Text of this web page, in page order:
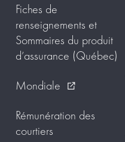
Fiches de
renseignements et
Sommaires du produit
d’assurance (Québec)
Mondiale
external_link
Rémunération des
courtiers